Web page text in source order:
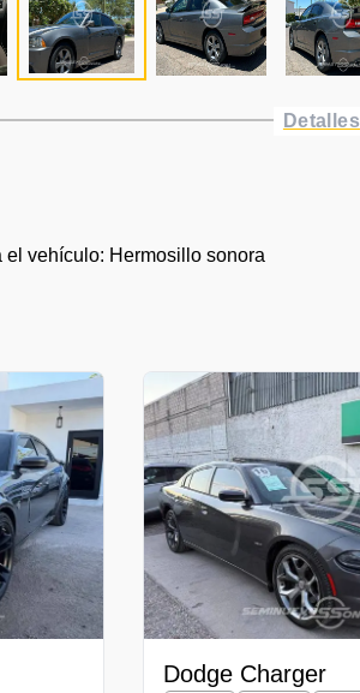
Detalles
vehículo: Hermosillo sonora
Dodge Charger